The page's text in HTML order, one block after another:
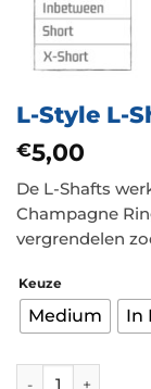
L-Style L-
€5,00
De L-Shafts
Champagne
vergrendelen
Keuze
Medium In
L-Style L-Shaft